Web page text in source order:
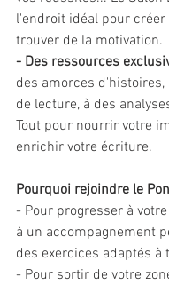
l'endroit idéal pour
trouver de la motivation.
- Des ressources
des amorces d'histoires,
de lecture, à des
Tout pour nourrir votre
enrichir votre écriture.
Pourquoi rejoindre le
- Pour progresser à
à un accompagnement
des exercices adaptés à
- Pour sortir de votre